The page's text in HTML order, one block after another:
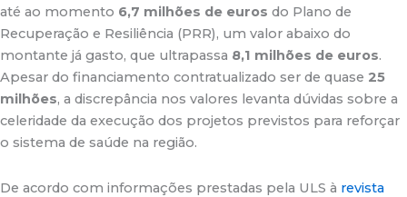
até ao momento 6,7 milhões de euros do Plano de
Recuperação e Resiliência (PRR), um valor abaixo do
montante já gasto, que ultrapassa 8,1 milhões de euros.
Apesar do financiamento contratualizado ser de quase 25
milhões, a discrepância nos valores levanta dúvidas sobre a
celeridade da execução dos projetos previstos para reforçar
o sistema de saúde na região.
De acordo com informações prestadas pela ULS à revista